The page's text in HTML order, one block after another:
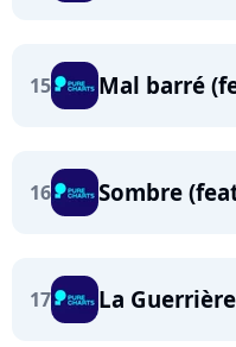
15 Mal barré
16 Sombre
17 La